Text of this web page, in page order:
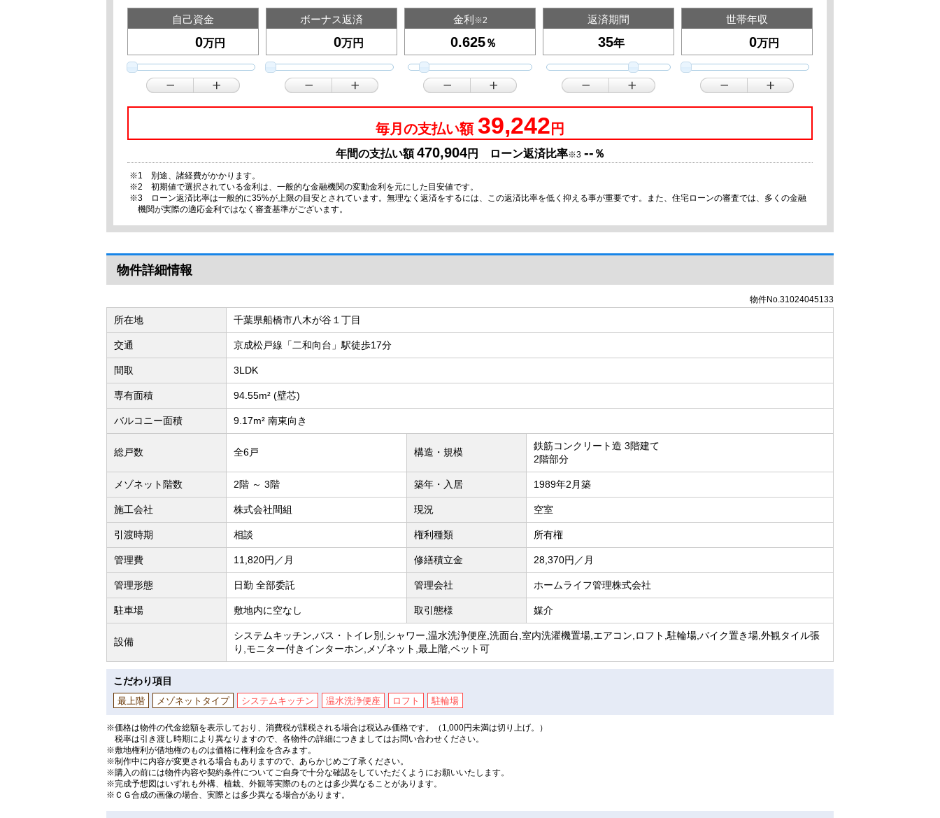
自己資金
万円
ボーナス返済
万円
金利 ※2
％
返済期間
年
世帯年収
万円
毎月の支払い額 39,242 円
年間の支払い額 470,904円 ローン返済比率※3 -- ％
※1 別途、諸経費がかかります。
※2 初期値で選択されている金利は、一般的な金融機関の変動金利を元にした目安値です。
※3 ローン返済比率は一般的に35%が上限の目安とされています。無理なく返済をするには、この返済比率を低く抑える事が重要です。また、住宅ローンの審査では、多くの金融
機関が実際の適応金利ではなく審査基準がございます。
物件詳細情報
物件No.31024045133
所在地 千葉県船橋市八木が谷１丁目
交通 京成松戸線「二和向台」駅徒歩17分
間取 3LDK
専有面積 94.55m² (壁芯)
バルコニー面積 9.17m² 南東向き
総戸数 全6戸 構造・規模
鉄筋コンクリート造 3階建て
2階部分
メゾネット階数 2階 ～ 3階 築年・入居 1989年2月築
施工会社 株式会社間組 現況 空室
引渡時期 相談 権利種類 所有権
管理費 11,820円／月 修繕積立金 28,370円／月
管理形態 日勤 全部委託 管理会社 ホームライフ管理株式会社
駐車場 敷地内に空なし 取引態様 媒介
設備
システムキッチン,バス・トイレ別,シャワー,温水洗浄便座,洗面台,室内洗濯機置場,エアコン,ロフト,駐輪場,バイク置き場,外観タイル張
り,モニター付きインターホン,メゾネット,最上階,ペット可
こだわり項目
最上階 メゾネットタイプ システムキッチン 温水洗浄便座 ロフト 駐輪場
※価格は物件の代金総額を表示しており、消費税が課税される場合は税込み価格です。（1,000円未満は切り上げ。）
税率は引き渡し時期により異なりますので、各物件の詳細につきましてはお問い合わせください。
※敷地権利が借地権のものは価格に権利金を含みます。
※制作中に内容が変更される場合もありますので、あらかじめご了承ください。
※購入の前には物件内容や契約条件についてご自身で十分な確認をしていただくようにお願いいたします。
※完成予想図はいずれも外構、植栽、外観等実際のものとは多少異なることがあります。
※ＣＧ合成の画像の場合、実際とは多少異なる場合があります。